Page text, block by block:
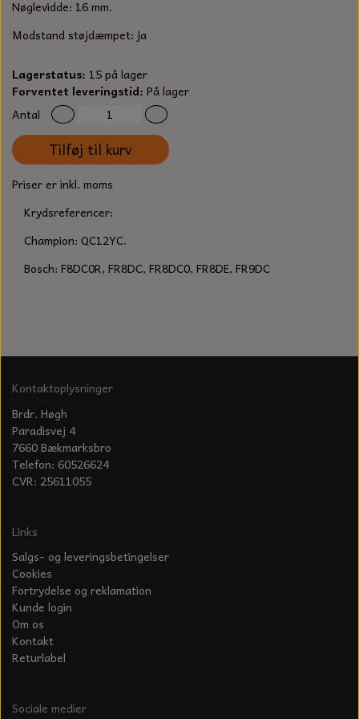
SORTIMENT
FORANKRING
DYBEL
OLIE TIL SMÅMOTORER & HAVEMASKINER
TÆNDRØR
SPÆNDEBÅND
STARTSNOR OG TILBEHØR
UNIVERSAL KABLER OG TILBEHØR
KÆDER TIL MOTORSAV
GAVEKORT
STIKSAV KLINGER
BATTERILADEAPPARAT
KNIVE OG TILBEHØR
ARBEJDSLYS
MEJSLER
Nøglevidde: 16 mm.
Modstand støjdæmpet: ja
Lagerstatus: 15 på lager
Forventet leveringstid: På lager
Antal
Tilføj til kurv
Priser er inkl. moms
Krydsreferencer:
Champion: QC12YC.
Bosch: F8DC0R, FR8DC, FR8DC0, FR8DE, FR9DC
Kontaktoplysninger
Brdr. Høgh
Paradisvej 4
7660 Bækmarksbro
Telefon: 60526624
CVR: 25611055
Links
Salgs- og leveringsbetingelser
Cookies
Fortrydelse og reklamation
Kunde login
Om os
Kontakt
Returlabel
Sociale medier